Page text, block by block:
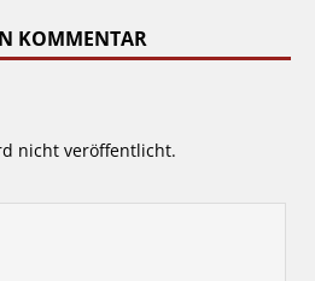
KOMMENTAR
nicht veröffentlicht.